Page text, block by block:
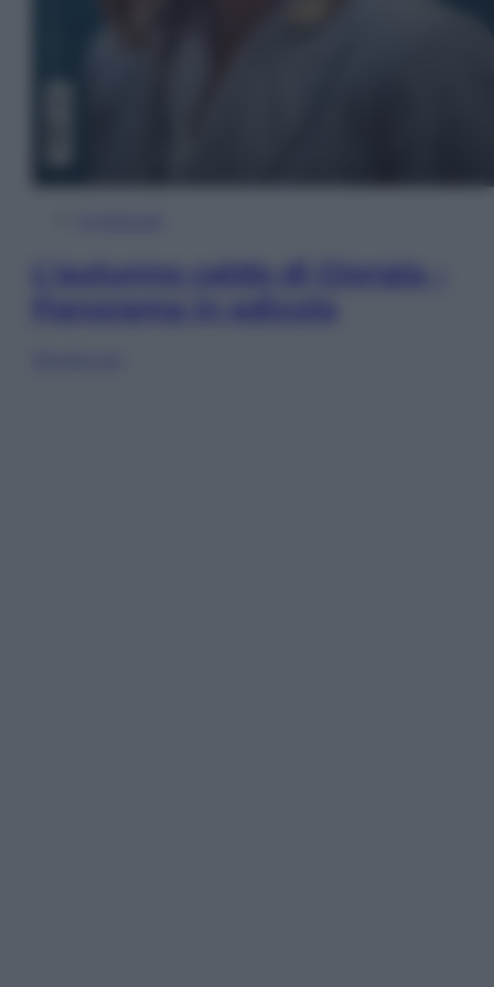
L’autunno caldo di Giorgia –